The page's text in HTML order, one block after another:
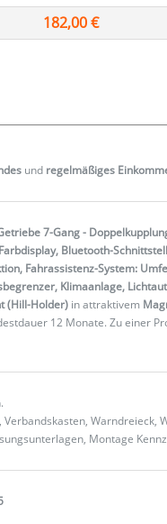
182,00 €
und regelmäßiges
7-Gang -
Bluetooth-
Fahrassistenz-System:
Klimaanlage,
(Hill-Holder) in attraktivem
12 Monate. Zu einer
Warndreieck,
Montage